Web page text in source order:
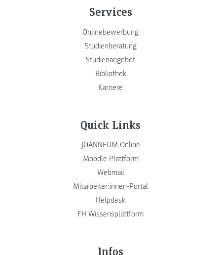
Services
Onlinebewerbung
Studienberatung
Studienangebot
Bibliothek
Karriere
Quick Links
JOANNEUM Online
Moodle Plattform
Webmail
Mitarbeiter:innen-Portal
Helpdesk
FH Wissensplattform
Infos